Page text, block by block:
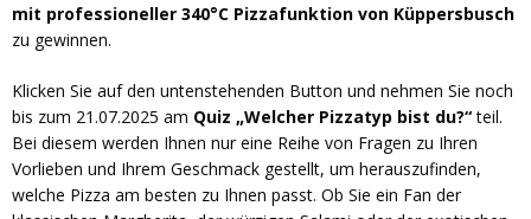
mit professioneller 340°C Pizzafunktion von Küppersbusch
zu gewinnen.
Klicken Sie auf den untenstehenden Button und nehmen Sie noch
bis zum 21.07.2025 am Quiz „Welcher Pizzatyp bist du?“teil.
Bei diesem werden Ihnen nur eine Reihe von Fragen zu Ihren
Vorlieben und Ihrem Geschmack gestellt, um herauszufinden,
welche Pizza am besten zu Ihnen passt. Ob Sie ein Fan der